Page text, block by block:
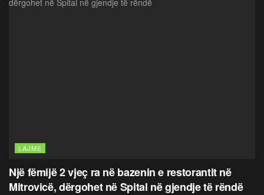
LAJME
Një fëmijë 2 vjeç ra në bazenin e restorantit në
Mitrovicë, dërgohet në Spital në gjendje të rëndë